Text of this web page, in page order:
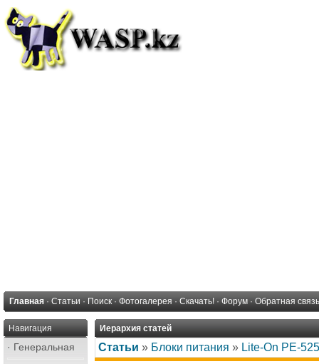
Главная · Статьи · Поиск · Фотогалерея · Скачать! · Форум · Обратная связь
Навигация
· Генеральная
Иерархия статей
Статьи » Блоки питания » Lite-On PE-